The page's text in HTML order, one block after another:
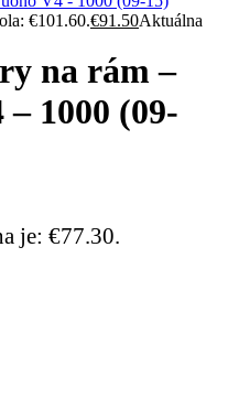
€101.60.€91.50Aktuálna
na rám –
1000 (09-
je: €77.30.